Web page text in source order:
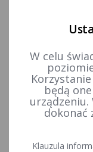
Wzory dokumentów
Rozporządzenie
w sprawie
W celu
będą
urządzeniu.
dokonać
Klauzula